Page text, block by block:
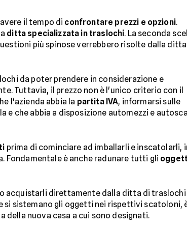
il tempo di confrontare prezzi e opzioni.
ditta specializzata in traslochi. La seconda
più spinose verrebbero risolte dalla ditta
da poter prendere in considerazione e
Tuttavia, il prezzo non è l'unico criterio con il
l'azienda abbia la partita IVA, informarsi sulle
e che abbia a disposizione automezzi e
prima di cominciare ad imballarli e inscatolarli,
è anche radunare tutti gli
acquistarli direttamente dalla ditta di traslochi
si sistemano gli oggetti nei rispettivi scatoloni,
nuova casa a cui sono designati.